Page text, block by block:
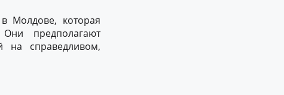
Молдове, которая
предполагают
на справедливом,